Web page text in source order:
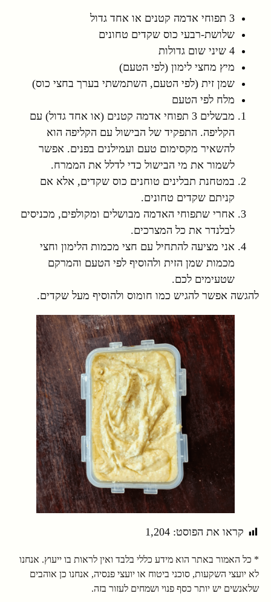
3 תפוחי אדמה קטנים או אחד גדול
שלושת-רבעי כוס שקדים טחונים
4 שיני שום גדולות
מיץ מחצי לימון (לפי הטעם)
שמן זית (לפי הטעם, השתמשתי בערך בחצי כוס)
מלח לפי הטעם
מבשלים 3 תפוחי אדמה קטנים (או אחד גדול) עם
הקליפה. התפקיד של הבישול עם הקליפה הוא
להשאיר מקסימום טעם ועמילנים בפנים. אפשר
לשמור את מי הבישול כדי לדלל את הממרח.
במטחנת תבלינים טוחנים כוס שקדים, אלא אם
קניתם שקדים טחונים.
אחרי שתפוחי האדמה מבושלים ומקולפים, מכניסים
לבלנדר את כל המצרכים.
אני מציעה להתחיל עם חצי מכמות הלימון וחצי
מכמות שמן הזית ולהוסיף לפי הטעם והמרקם
שטעימים לכם.
להגשה אפשר להגיש כמו חומוס ולהוסיף מעל שקדים.
קראו את הפוסט: 1,204
* כל האמור באתר הוא מידע כללי בלבד ואין לראות בו ייעוץ. אנחנו
לא יועצי השקעות, סוכני ביטוח או יועצי פנסיה, אנחנו כן אוהבים
שלאנשים יש יותר כסף פנוי ושמחים לעזור בזה.